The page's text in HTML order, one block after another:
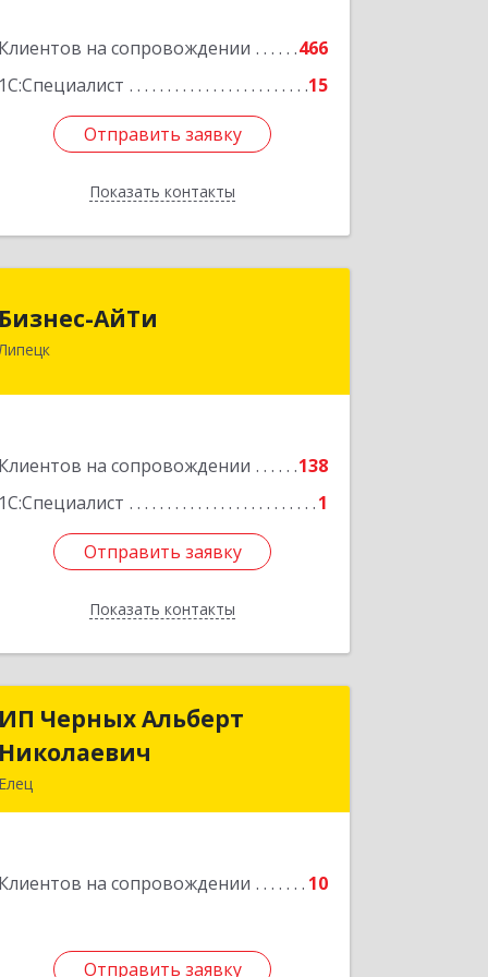
Клиентов на сопровождении
466
1С:Специалист
15
Отправить заявку
Показать контакты
Подробнее
Отправить заявку
Назад
Бизнес-АйТи
Липецк
Клиентов на сопровождении
138
1С:Специалист
1
Отправить заявку
Показать контакты
398008, Липецкая обл, Липецк г, 50
Отправить заявку
Назад
ИП Черных Альберт
Николаевич
Елец
Клиентов на сопровождении 10
Отправить заявку
ИП Черных Альберт
Подробнее
Отправить заявку